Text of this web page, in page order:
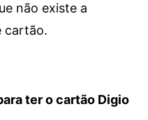
não existe a
cartão.
ter o cartão Digio